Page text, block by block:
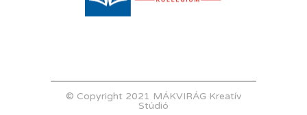
© Copyright 2021 MÁKVIRÁG Kreatív
Stúdió